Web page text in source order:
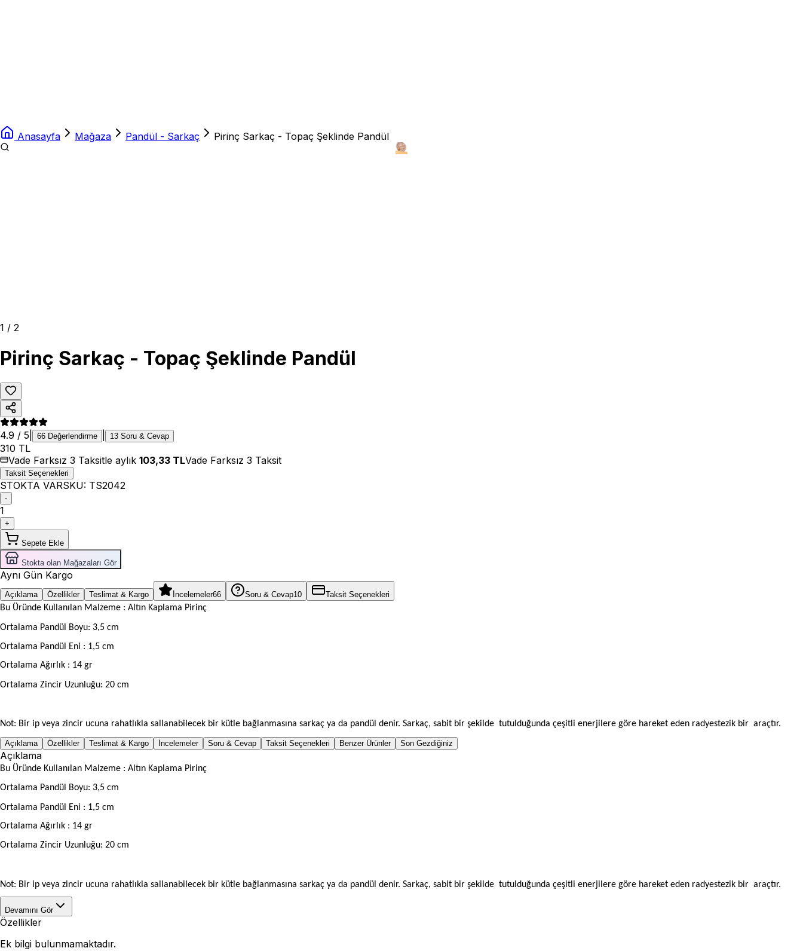
Anasayfa Mağaza Pandül - Sarkaç Pirinç Sarkaç - Topaç Şeklinde Pandül
1 / 2
Pirinç Sarkaç - Topaç Şeklinde Pandül
4.9 / 5 66 Değerlendirme 13 Soru & Cevap
310 TL
Vade Farksız 3 Taksitle aylık 103,33 TLVade Farksız 3 Taksit
Taksit Seçenekleri
STOKTA VARSKU: TS2042
-
1
+
Sepete Ekle
Stokta olan Mağazaları Gör
Aynı Gün Kargo
Açıklama Özellikler Teslimat & Kargo İncelemeler66 Soru & Cevap10 Taksit Seçenekleri
Bu Üründe Kullanılan Malzeme : Altın Kaplama Pirinç
Ortalama Pandül Boyu: 3,5 cm
Ortalama Pandül Eni : 1,5 cm
Ortalama Ağırlık : 14 gr
Ortalama Zincir Uzunluğu: 20 cm
Not: Bir ip veya zincir ucuna rahatlıkla sallanabilecek bir kütle bağlanmasına sarkaç ya da pandül denir. Sarkaç, sabit bir şekilde tutulduğunda çeşitli enerjilere göre hareket eden radyestezik bir araçtır.
Açıklama Özellikler Teslimat & Kargo İncelemeler Soru & Cevap Taksit Seçenekleri Benzer Ürünler Son Gezdiğiniz
Açıklama
Bu Üründe Kullanılan Malzeme : Altın Kaplama Pirinç
Ortalama Pandül Boyu: 3,5 cm
Ortalama Pandül Eni : 1,5 cm
Ortalama Ağırlık : 14 gr
Ortalama Zincir Uzunluğu: 20 cm
Not: Bir ip veya zincir ucuna rahatlıkla sallanabilecek bir kütle bağlanmasına sarkaç ya da pandül denir. Sarkaç, sabit bir şekilde tutulduğunda çeşitli enerjilere göre hareket eden radyestezik bir araçtır.
Devamını Gör
Özellikler
Ek bilgi bulunmamaktadır.